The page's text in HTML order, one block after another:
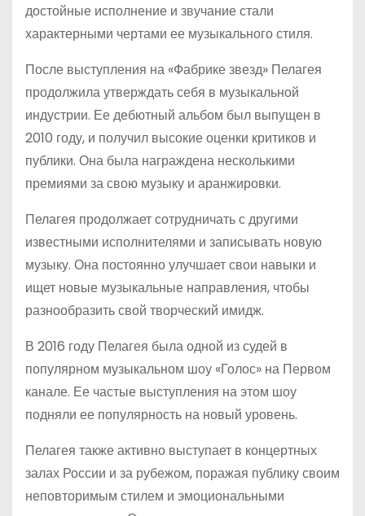
достойные исполнение и звучание стали
характерными чертами ее музыкального стиля.
После выступления на «Фабрике звезд» Пелагея
продолжила утверждать себя в музыкальной
индустрии. Ее дебютный альбом был выпущен в
2010 году, и получил высокие оценки критиков и
публики. Она была награждена несколькими
премиями за свою музыку и аранжировки.
Пелагея продолжает сотрудничать с другими
известными исполнителями и записывать новую
музыку. Она постоянно улучшает свои навыки и
ищет новые музыкальные направления, чтобы
разнообразить свой творческий имидж.
В 2016 году Пелагея была одной из судей в
популярном музыкальном шоу «Голос» на Первом
канале. Ее частые выступления на этом шоу
подняли ее популярность на новый уровень.
Пелагея также активно выступает в концертных
залах России и за рубежом, поражая публику своим
неповторимым стилем и эмоциональными